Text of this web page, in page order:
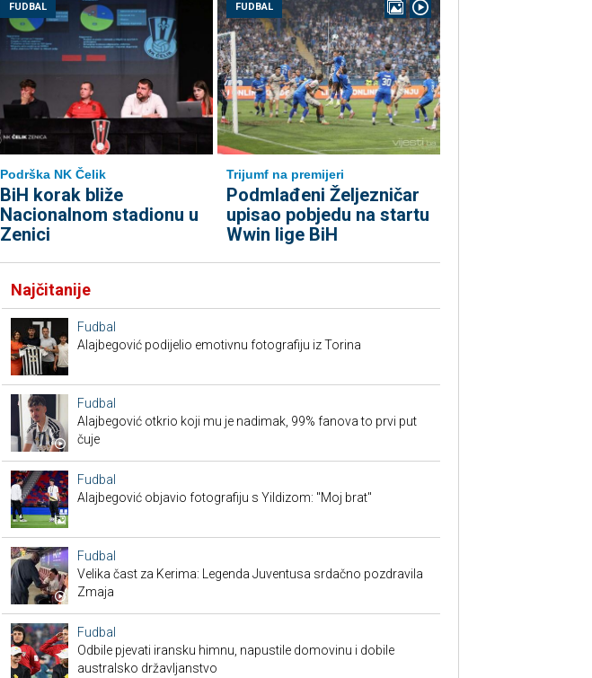
FUDBAL
Podrška NK Čelik
BiH korak bliže
Nacionalnom stadionu u
Zenici
FUDBAL
Trijumf na premijeri
Podmlađeni Željezničar
upisao pobjedu na startu
Wwin lige BiH
Najčitanije
Fudbal
Alajbegović podijelio emotivnu fotografiju iz Torina
Fudbal
Alajbegović otkrio koji mu je nadimak, 99% fanova to prvi put
čuje
Fudbal
Alajbegović objavio fotografiju s Yildizom: "Moj brat"
Fudbal
Velika čast za Kerima: Legenda Juventusa srdačno pozdravila
Zmaja
Fudbal
Odbile pjevati iransku himnu, napustile domovinu i dobile
australsko državljanstvo